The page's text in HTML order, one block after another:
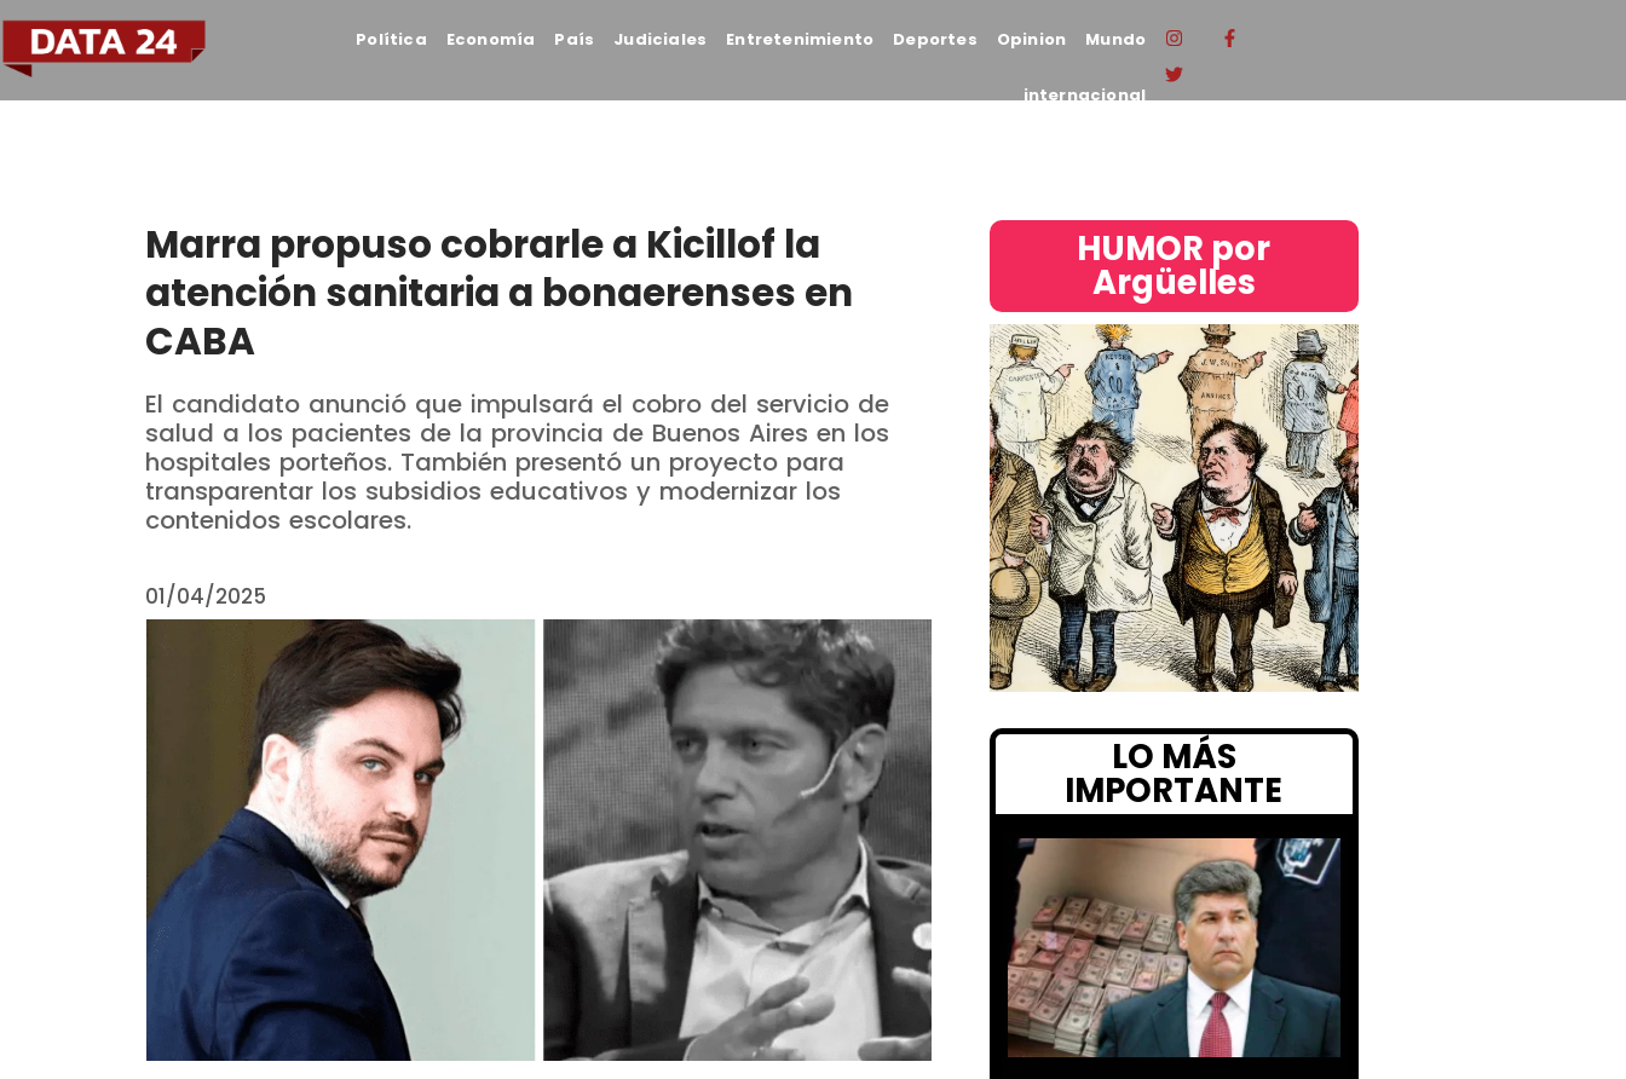
Política Economía País Judiciales Entretenimiento Deportes Opinion Mundo
internacional
Marra propuso cobrarle a Kicillof la
atención sanitaria a bonaerenses en
CABA
El candidato anunció que impulsará el cobro del servicio de
salud a los pacientes de la provincia de Buenos Aires en los
hospitales porteños. También presentó un proyecto para
transparentar los subsidios educativos y modernizar los
contenidos escolares.
01/04/2025
HUMOR por
Argüelles​
LO MÁS
IMPORTANTE